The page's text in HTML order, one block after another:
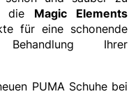
die Magic Elements
für eine schonende
Ihrer
PUMA Schuhe bei